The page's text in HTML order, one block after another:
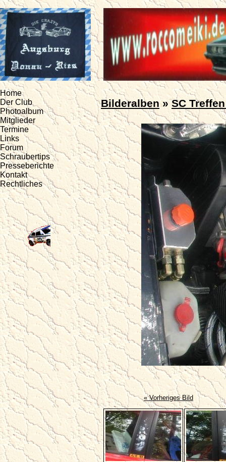
Bilderalben»SC
« Vorheriges Bild
Home
Der Club
Photoalbum
Mitglieder
Termine
Links
Forum
Schraubertips
Presseberichte
Kontakt
Rechtliches